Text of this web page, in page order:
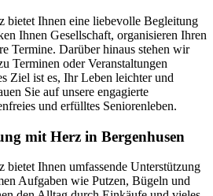
bietet Ihnen eine liebevolle Begleitung
Ihnen Gesellschaft, organisieren Ihren
Termine. Darüber hinaus stehen wir
Terminen oder Veranstaltungen
Ziel ist es, Ihr Leben leichter und
Sie auf unsere engagierte
und erfülltes Seniorenleben.
mit Herz in Bergenhusen
bietet Ihnen umfassende Unterstützung
Aufgaben wie Putzen, Bügeln und